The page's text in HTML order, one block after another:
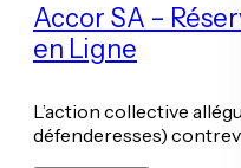
Accor SA –
en Ligne
L’action collective
défenderesses)